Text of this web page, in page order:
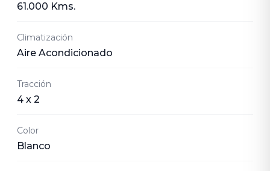
61.000 Kms.
Climatización
Aire Acondicionado
Tracción
4 x 2
Color
Blanco